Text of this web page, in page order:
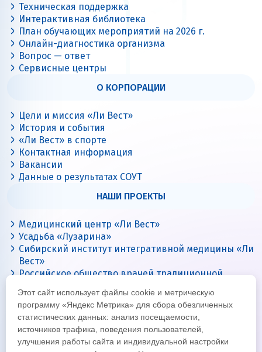
Техническая поддержка
Интерактивная библиотека
План обучающих мероприятий на 2026 г.
Онлайн-диагностика организма
Вопрос — ответ
Сервисные центры
О КОРПОРАЦИИ
Цели и миссия «Ли Вест»
История и события
«Ли Вест» в спорте
Контактная информация
Вакансии
Данные о результатах СОУТ
НАШИ ПРОЕКТЫ
Медицинский центр «Ли Вест»
Усадьба «Лузарина»
Сибирский институт интегративной медицины «Ли
Вест»
Российское общество врачей традиционной
Цигун с Ли Вест
Этот сайт использует файлы cookie и метрическую
программу «Яндекс Метрика» для сбора обезличенных
статистических данных: анализ посещаемости,
источников трафика, поведения пользователей,
улучшения работы сайта и индивидуальной настройки